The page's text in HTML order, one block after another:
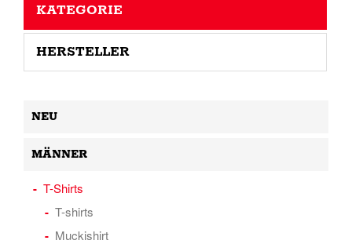
KATEGORIE
HERSTELLER
NEU
MÄNNER
T-Shirts
T-shirts
Muckishirt